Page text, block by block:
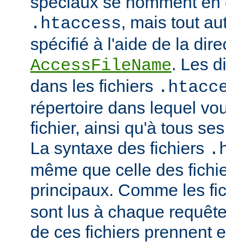
.htaccess, mais tout
spécifié à l'aide de la
AccessFileName. Les
dans les fichiers
répertoire dans lequel
fichier, ainsi qu'à tous
La syntaxe des fichiers
même que celle des
principaux. Comme les
sont lus à chaque
de ces fichiers prennent